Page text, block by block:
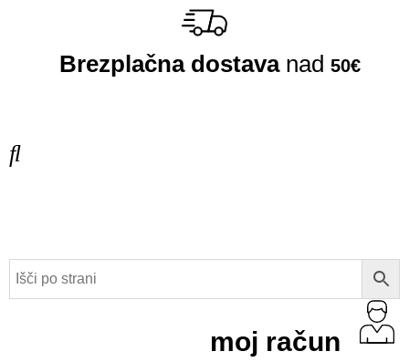
Brezplačna dostavanad 50€
moj račun